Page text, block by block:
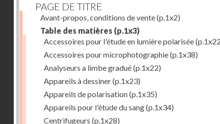
PAGE DE TITRE
Avant-propos, conditions de vente(p.1x2)
Table des matières (p.1x3)
Accessoires pour l'étude en lumière polarisée
Accessoires pour microphotographie(p.1x38)
Analyseurs a limbe gradué(p.1x22)
Appareils à dessiner(p.1x23)
Appareils de polarisation(p.1x35)
Appareils pour l'étude du sang(p.1x34)
Centrifugeurs (p.1x28)